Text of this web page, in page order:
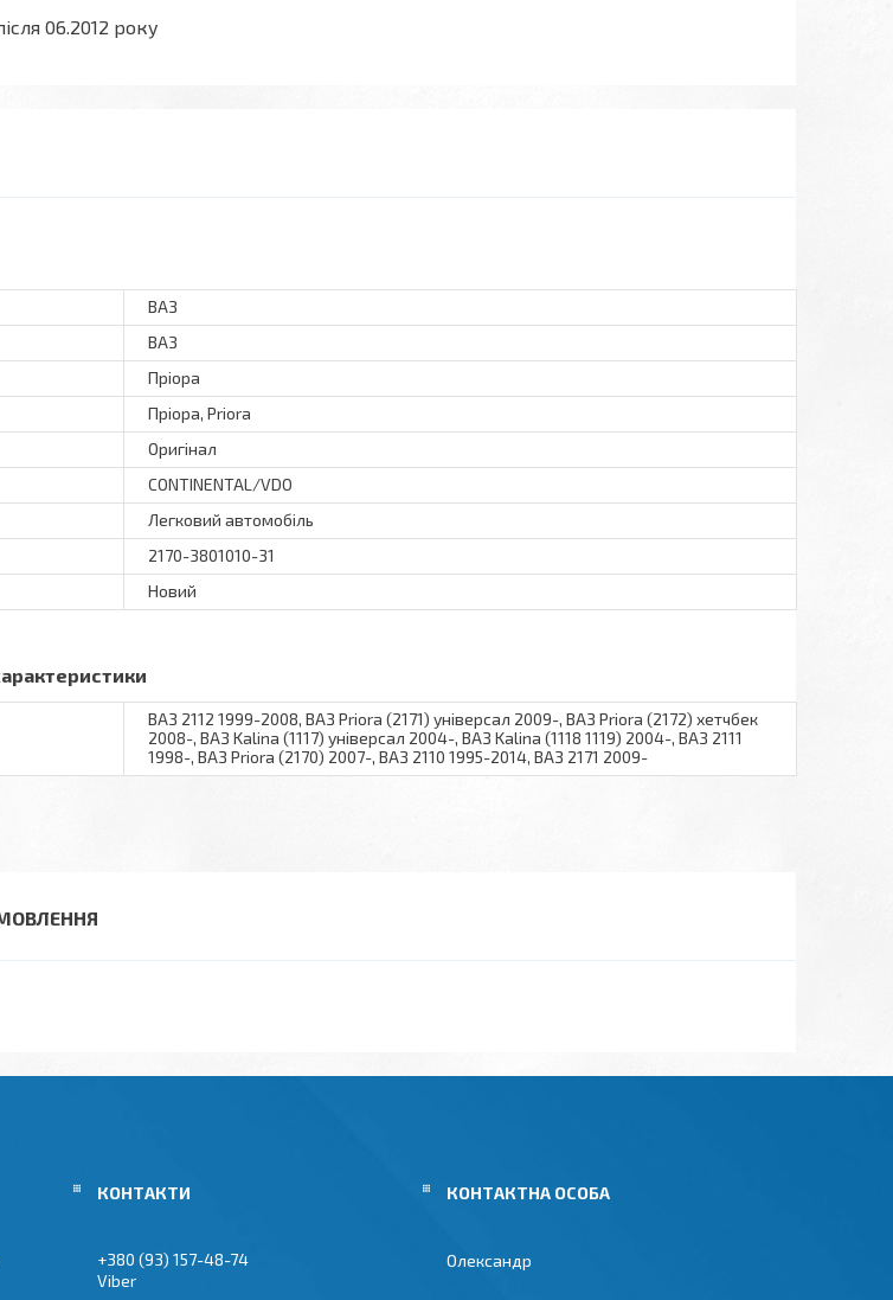
06.2012 року
ВАЗ
ВАЗ
Пріора
Пріора, Priora
Оригінал
CONTINENTAL/VDO
Легковий автомобіль
2170-3801010-31
Новий
ВАЗ 2112 1999-2008, ВАЗ Priora (2171) універсал 2009-, ВАЗ Priora (2172) хетчбек
2008-, ВАЗ Kalina (1117) універсал 2004-, ВАЗ Kalina (1118 1119) 2004-, ВАЗ 2111
1998-, ВАЗ Priora (2170) 2007-, ВАЗ 2110 1995-2014, ВАЗ 2171 2009-
+380 (93) 157-48-74
Viber
Олександр